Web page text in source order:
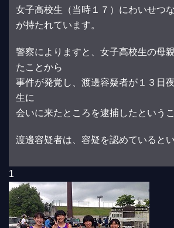
女子高校生（当時１７）にわいせつ
が持たれています。
警察によりますと、女子高校生の母
たことから
事件が発覚し、渡邊容疑者が１３日
生に
会いに来たところを逮捕したというこ
渡邊容疑者は、容疑を認めていると
1